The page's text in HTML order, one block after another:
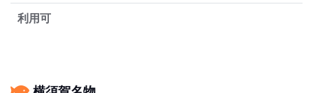
利用可